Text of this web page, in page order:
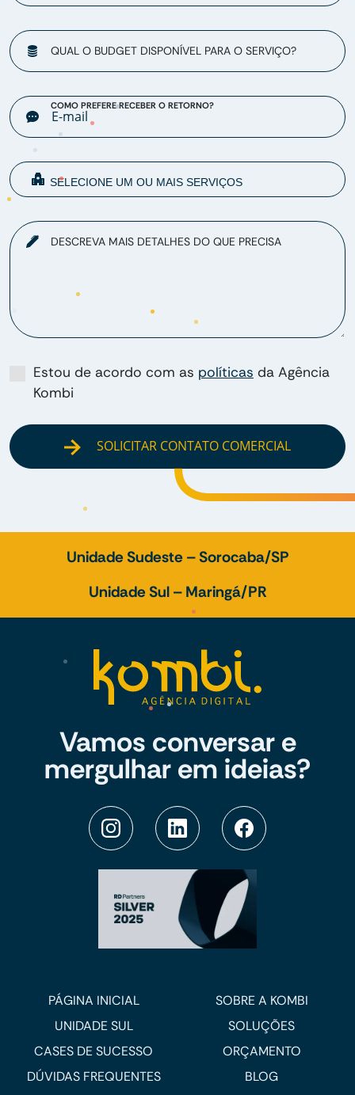
QUAL O BUDGET DISPONÍVEL PARA O SERVIÇO?
COMO PREFERE RECEBER O RETORNO?
DESCREVA MAIS DETALHES DO QUE PRECISA
Estou de acordo com as políticas da Agência
Kombi
SOLICITAR CONTATO COMERCIAL
Unidade Sudeste – Sorocaba/SP
Unidade Sul – Maringá/PR
Vamos conversar e
mergulhar em ideias?
PÁGINA INICIAL
SOBRE A KOMBI
UNIDADE SUL
SOLUÇÕES
CASES DE SUCESSO
ORÇAMENTO
DÚVIDAS FREQUENTES
BLOG